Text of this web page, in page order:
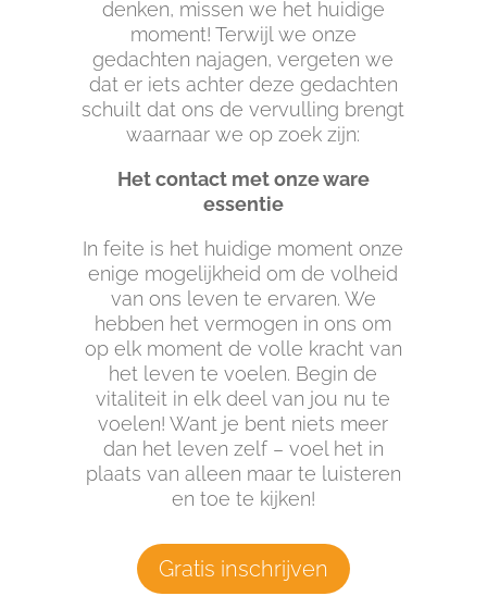
denken, missen we het huidige
moment! Terwijl we onze
gedachten najagen, vergeten we
dat er iets achter deze gedachten
schuilt dat ons de vervulling brengt
waarnaar we op zoek zijn:
Het contact met onze ware
essentie
In feite is het huidige moment onze
enige mogelijkheid om de volheid
van ons leven te ervaren. We
hebben het vermogen in ons om
op elk moment de volle kracht van
het leven te voelen. Begin de
vitaliteit in elk deel van jou nu te
voelen! Want je bent niets meer
dan het leven zelf – voel het in
plaats van alleen maar te luisteren
en toe te kijken!
Gratis inschrijven